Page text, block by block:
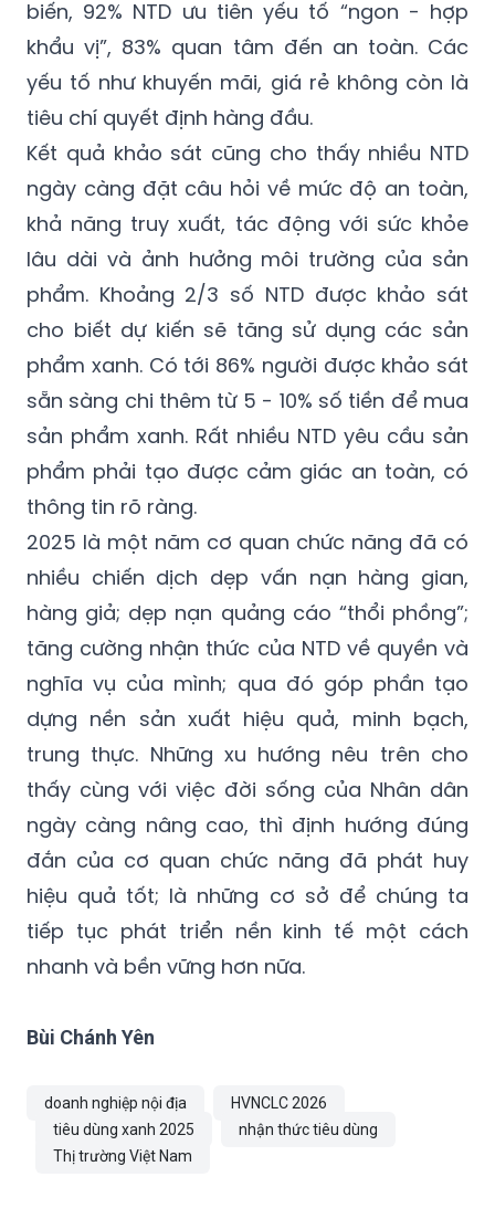
biến, 92% NTD ưu tiên yếu tố “ngon - hợp
khẩu vị”, 83% quan tâm đến an toàn. Các
yếu tố như khuyến mãi, giá rẻ không còn là
tiêu chí quyết định hàng đầu.
Kết quả khảo sát cũng cho thấy nhiều NTD
ngày càng đặt câu hỏi về mức độ an toàn,
khả năng truy xuất, tác động với sức khỏe
lâu dài và ảnh hưởng môi trường của sản
phẩm. Khoảng 2/3 số NTD được khảo sát
cho biết dự kiến sẽ tăng sử dụng các sản
phẩm xanh. Có tới 86% người được khảo sát
sẵn sàng chi thêm từ 5 - 10% số tiền để mua
sản phẩm xanh. Rất nhiều NTD yêu cầu sản
phẩm phải tạo được cảm giác an toàn, có
thông tin rõ ràng.
2025 là một năm cơ quan chức năng đã có
nhiều chiến dịch dẹp vấn nạn hàng gian,
hàng giả; dẹp nạn quảng cáo “thổi phồng”;
tăng cường nhận thức của NTD về quyền và
nghĩa vụ của mình; qua đó góp phần tạo
dựng nền sản xuất hiệu quả, minh bạch,
trung thực. Những xu hướng nêu trên cho
thấy cùng với việc đời sống của Nhân dân
ngày càng nâng cao, thì định hướng đúng
đắn của cơ quan chức năng đã phát huy
hiệu quả tốt; là những cơ sở để chúng ta
tiếp tục phát triển nền kinh tế một cách
nhanh và bền vững hơn nữa.
Bùi Chánh Yên
doanh nghiệp nội địa
HVNCLC 2026
tiêu dùng xanh 2025
nhận thức tiêu dùng
Thị trường Việt Nam